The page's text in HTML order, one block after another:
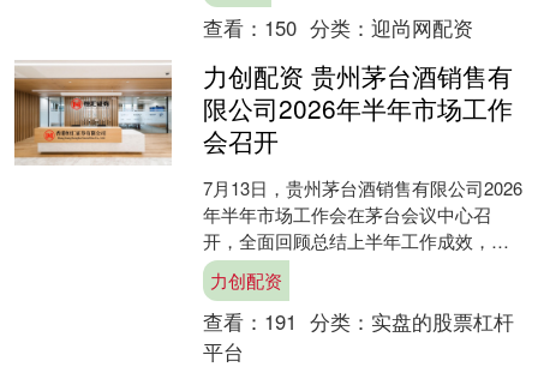
查看： 150 分类： 迎尚网配资
力创配资 贵州茅台酒销售有
限公司2026年半年市场工作
会召开
7月13日，贵州茅台酒销售有限公司2026
年半年市场工作会在茅台会议中心召
开，全面回顾总结上半年工作成效，系
统安排部署下半年工作，进一步统一思
想、凝聚合力，不断....
力创配资
查看： 191 分类： 实盘的股票杠杆
平台